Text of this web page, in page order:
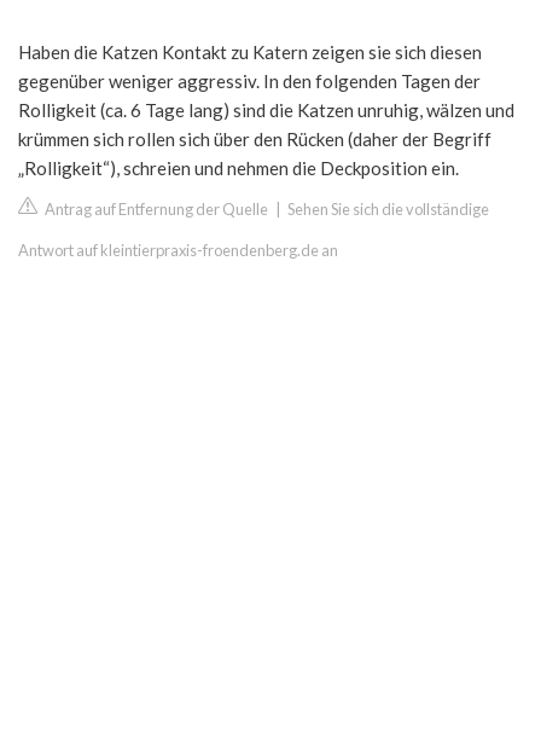
Haben die Katzen Kontakt zu Katern zeigen sie sich diesen
gegenüber weniger aggressiv. In den folgenden Tagen der
Rolligkeit (ca. 6 Tage lang) sind die Katzen unruhig, wälzen und
krümmen sich rollen sich über den Rücken (daher der Begriff
„Rolligkeit“), schreien und nehmen die Deckposition ein.
Antrag auf Entfernung der Quelle Sehen Sie sich die vollständige
Antwort auf kleintierpraxis-froendenberg.de an